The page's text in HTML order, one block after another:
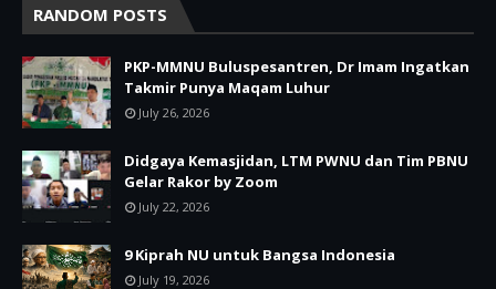
RANDOM POSTS
PKP-MMNU Buluspesantren, Dr Imam Ingatkan
Takmir Punya Maqam Luhur
July 26, 2026
Didgaya Kemasjidan, LTM PWNU dan Tim PBNU
Gelar Rakor by Zoom
July 22, 2026
9 Kiprah NU untuk Bangsa Indonesia
July 19, 2026